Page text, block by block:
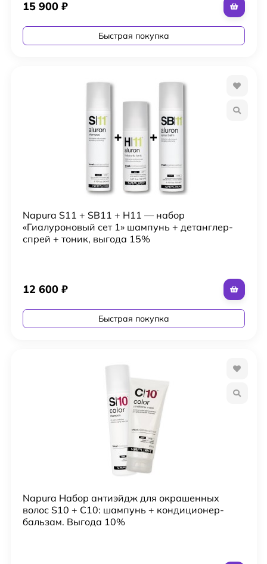
15 900 ₽
Быстрая покупка
Napura S11 + SB11 + H11 — набор
«Гиалуроновый сет 1» шампунь + детанглер-
спрей + тоник, выгода 15%
12 600 ₽
Быстрая покупка
Napura Набор антиэйдж для окрашенных
волос S10 + C10: шампунь + кондиционер-
бальзам. Выгода 10%